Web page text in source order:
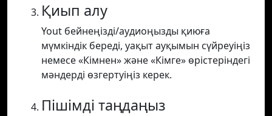
Қиып алу
Yout бейнеңізді/аудиоңызды қиюға
мүмкіндік береді, уақыт ауқымын сүйреуіңіз
немесе «Кімнен» және «Кімге» өрістеріндегі
мәндерді өзгертуіңіз керек.
Пішімді таңдаңыз